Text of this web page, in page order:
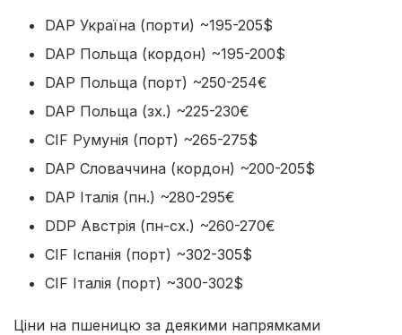
DAP Україна (порти) ~195-205$
DAP Польща (кордон) ~195-200$
DAP Польща (порт) ~250-254€
DAP Польща (зх.) ~225-230€
CIF Румунія (порт) ~265-275$
DAP Словаччина (кордон) ~200-205$
DAP Італія (пн.) ~280-295€
DDP Австрія (пн-сх.) ~260-270€
CIF Іспанія (порт) ~302-305$
CIF Італія (порт) ~300-302$
Ціни на пшеницю за деякими напрямками